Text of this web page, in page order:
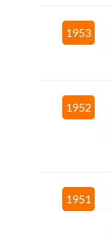
1953
1952
1951